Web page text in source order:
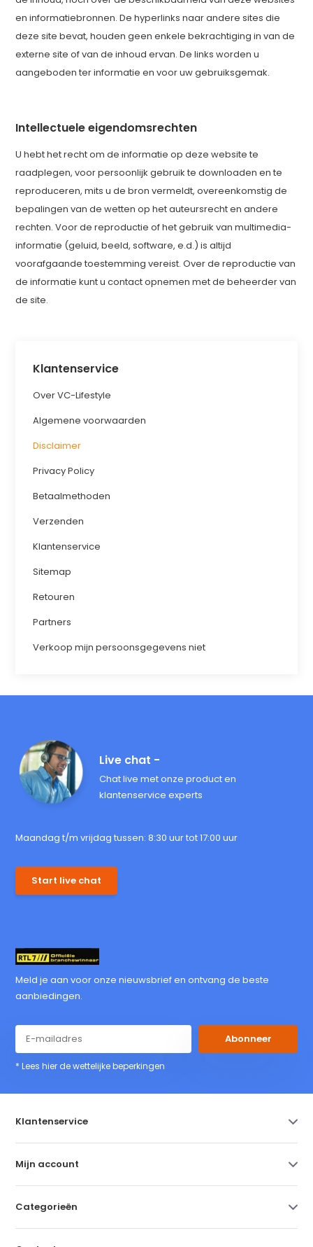
Klantenservice
Over VC-Lifestyle
Algemene voorwaarden
Disclaimer
Privacy Policy
Betaalmethoden
Verzenden
Klantenservice
Sitemap
Retouren
Partners
Verkoop mijn persoonsgegevens niet
en informatiebronnen. De hyperlinks naar andere sites die
deze site bevat, houden geen enkele bekrachtiging in van de
externe site of van de inhoud ervan. De links worden u
aangeboden ter informatie en voor uw gebruiksgemak.
Intellectuele eigendomsrechten
U hebt het recht om de informatie op deze website te
raadplegen, voor persoonlijk gebruik te downloaden en te
reproduceren, mits u de bron vermeldt, overeenkomstig de
bepalingen van de wetten op het auteursrecht en andere
rechten. Voor de reproductie of het gebruik van multimedia-
informatie (geluid, beeld, software, e.d.) is altijd
voorafgaande toestemming vereist. Over de reproductie van
de informatie kunt u contact opnemen met de beheerder van
de site.
Live chat -
Chat live met onze product en
klantenservice experts
Maandag t/m vrijdag tussen: 8:30 uur tot 17:00 uur
Start live chat
Meld je aan voor onze nieuwsbrief en ontvang de beste
aanbiedingen.
Abonneer
* Lees hier de wettelijke beperkingen
Klantenservice
Mijn account
Categorieën